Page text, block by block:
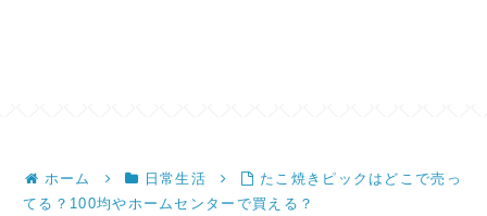
ホーム 日常生活
たこ焼きピックはどこで売っ
てる？100均やホームセンターで買える？